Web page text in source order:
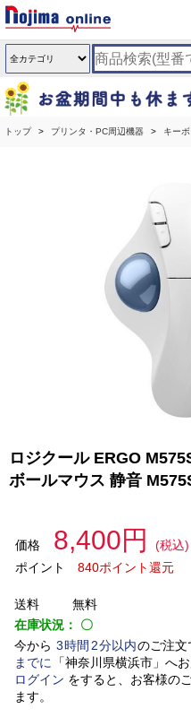
トップ プリンタ・PC周辺機器 キー
ロジクール ERGO
ボールマウス 静音
価格 8,400円
(税込)
ポイント
840ポイント還元
送料
無料
在庫状況： 〇
今から 3時間 2分以内のご注文
までに
「神奈川県横浜市」 へお
ログイン をすると、お客様の
ます。